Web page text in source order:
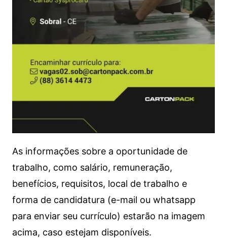
As informações sobre a oportunidade de
trabalho, como salário, remuneração,
benefícios, requisitos, local de trabalho e
forma de candidatura (e-mail ou whatsapp
para enviar seu currículo) estarão na imagem
acima, caso estejam disponíveis.